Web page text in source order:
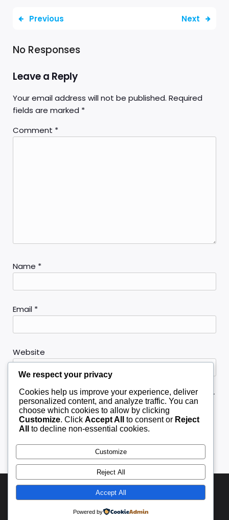
Previous Next
No Responses
Leave a Reply
Your email address will not be published. Required
fields are marked *
Comment *
Name *
Email *
Website
Save my name, email, and website in this browser
for the next time I comment.
© 2026 Slot & Game Trending. Created with
using
WordPress andKubio
We respect your privacy
Cookies help us improve your experience, deliver
personalized content, and analyze traffic. You can
choose which cookies to allow by clicking
Customize. Click Accept All to consent or Reject
All
to decline non-essential cookies.
Customize
Reject All
Accept All
Powered by